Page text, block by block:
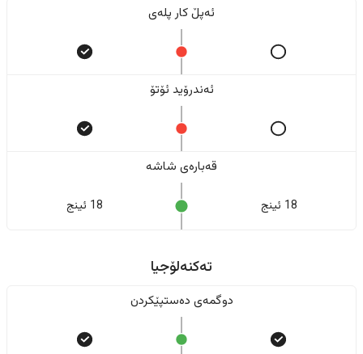
ئەپڵ کار پلەی
ئەندرۆید ئۆتۆ
قەبارەی شاشە
18 ئینج 18 ئینج
تەکنەلۆجیا
دوگمەی دەستپێکردن